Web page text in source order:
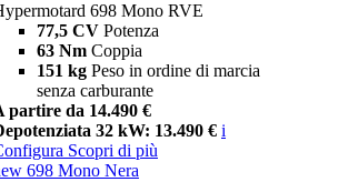
698 Mono RVE
77,5 CV Potenza
63 Nm Coppia
151 kg Peso in ordine di marcia
senza carburante
partire da 14.490 €
32 kW: 13.490 € i
Scopri di più
698 Mono Nera